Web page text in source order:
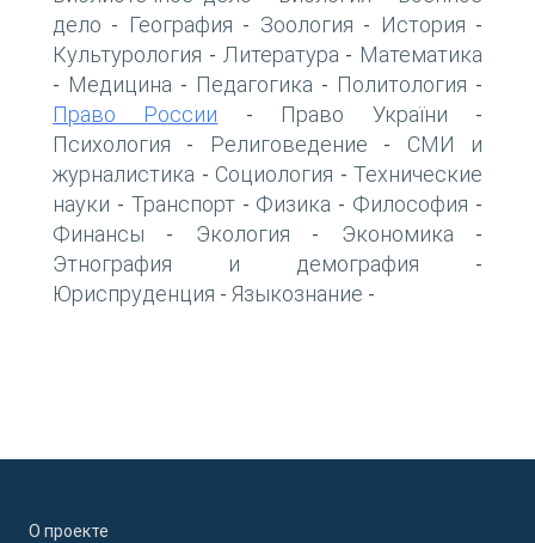
дело - География - Зоология - История -
Культурология - Литература - Математика
- Медицина - Педагогика - Политология -
Право России - Право України -
Психология - Религоведение - СМИ и
журналистика - Социология - Технические
науки - Транспорт- Физика - Философия -
Финансы - Экология - Экономика -
Этнография и демография -
Юриспруденция - Языкознание -
О проекте